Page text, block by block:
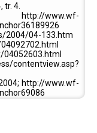
tr. 4.
2004/04-133.htm
contentview.asp?
http://www.wf-
322065.stm